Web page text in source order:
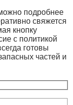
подробнее
свяжется
кнопку
с политикой
готовы
частей и